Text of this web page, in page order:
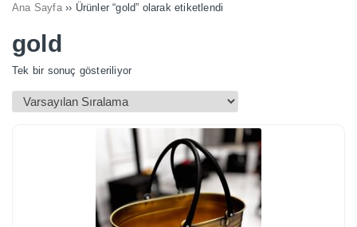
Ana Sayfa›› Ürünler “gold” olarak etiketlendi
gold
Tek bir sonuç gösteriliyor